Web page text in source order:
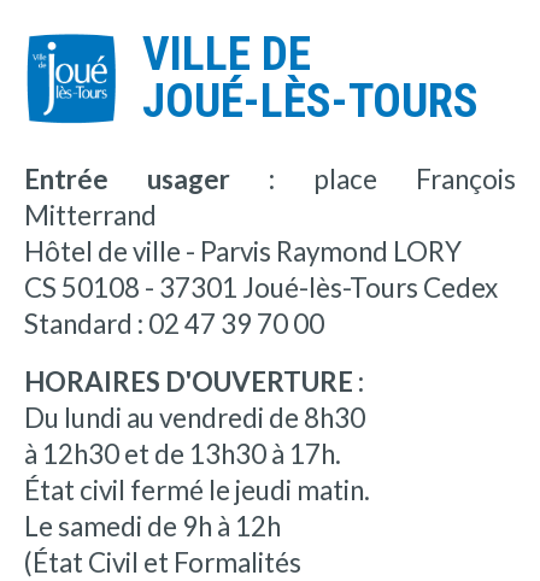
VILLE DE
JOUÉ-LÈS-TOURS
Entrée usager : place François
Mitterrand
Hôtel de ville - Parvis Raymond LORY
CS 50108 - 37301 Joué-lès-Tours Cedex
Standard : 02 47 39 70 00
HORAIRES D'OUVERTURE :
Du lundi au vendredi de 8h30
à 12h30 et de 13h30 à 17h.
État civil fermé le jeudi matin.
Le samedi de 9h à 12h
(État Civil et Formalités